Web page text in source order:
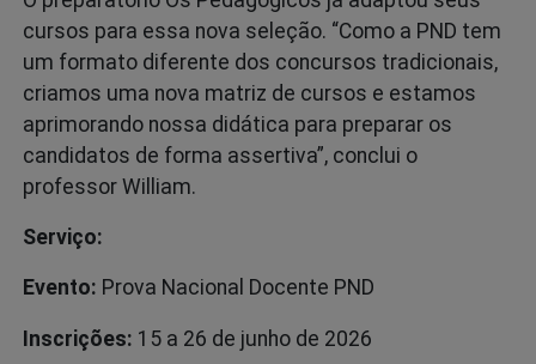
cursos para essa nova seleção. “Como a PND tem
um formato diferente dos concursos tradicionais,
criamos uma nova matriz de cursos e estamos
aprimorando nossa didática para preparar os
candidatos de forma assertiva”, conclui o
professor William.
Serviço:
Evento: Prova Nacional Docente PND
Inscrições: 15 a 26 de junho de 2026